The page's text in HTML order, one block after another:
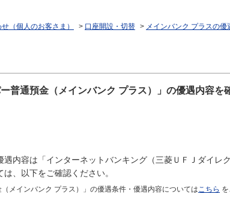
（個人のお客さま） > 口座開設・切替 > メインバンク プラスの優
ー普通預金（メインバンク プラス）」の優遇内容を
遇内容は「インターネットバンキング（三菱ＵＦＪダイレ
、以下をご確認ください。
（メインバンク プラス）」の優遇条件・優遇内容については こちら を